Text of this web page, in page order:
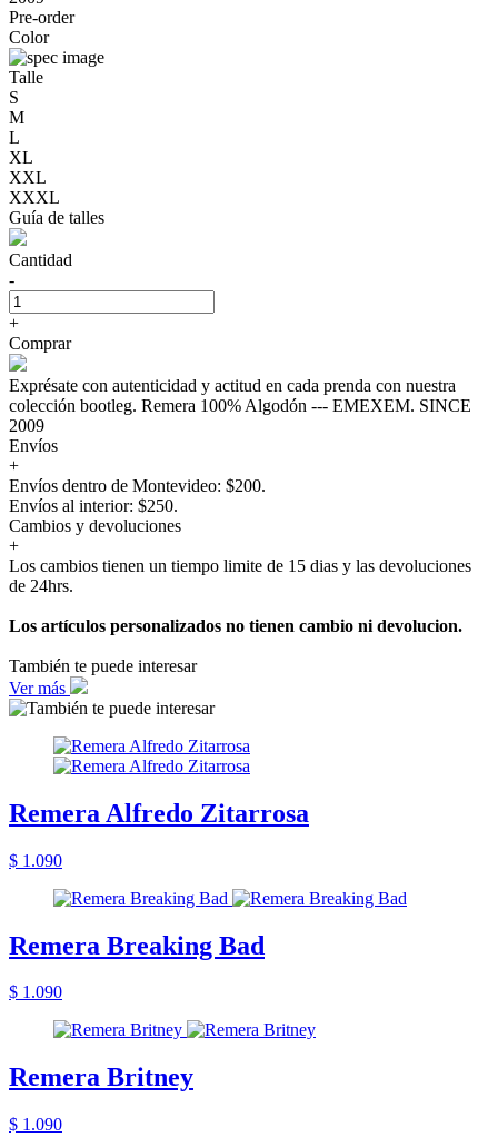
Pre-order
Color
Talle
S
M
L
XL
XXL
XXXL
Guía de talles
Cantidad
-
+
Comprar
Exprésate con autenticidad y actitud en cada prenda con nuestra
colección bootleg. Remera 100% Algodón --- EMEXEM. SINCE
2009
Envíos
+
Envíos dentro de Montevideo: $200.
Envíos al interior: $250.
Cambios y devoluciones
+
Los cambios tienen un tiempo limite de 15 dias y las devoluciones
de 24hrs.
Los artículos personalizados no tienen cambio ni devolucion.
También te puede interesar
Ver más
Remera Alfredo Zitarrosa
$ 1.090
Remera Breaking Bad
$ 1.090
Remera Britney
$ 1.090